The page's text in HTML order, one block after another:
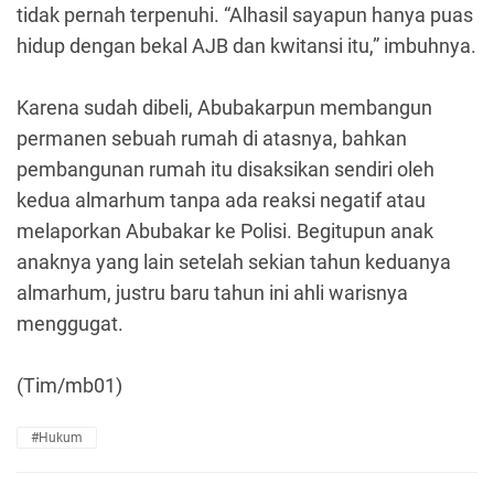
tidak pernah terpenuhi. “Alhasil sayapun hanya puas
hidup dengan bekal AJB dan kwitansi itu,” imbuhnya.
Karena sudah dibeli, Abubakarpun membangun
permanen sebuah rumah di atasnya, bahkan
pembangunan rumah itu disaksikan sendiri oleh
kedua almarhum tanpa ada reaksi negatif atau
melaporkan Abubakar ke Polisi. Begitupun anak
anaknya yang lain setelah sekian tahun keduanya
almarhum, justru baru tahun ini ahli warisnya
menggugat.
(Tim/mb01)
#Hukum